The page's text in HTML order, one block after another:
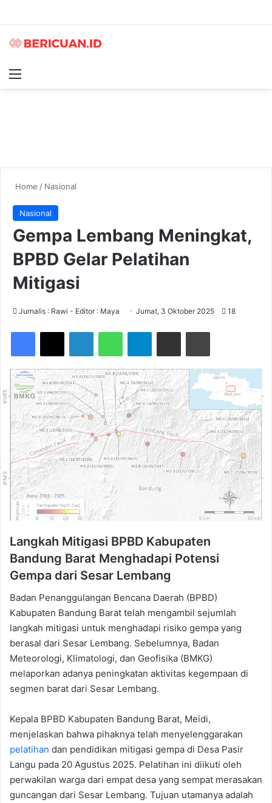
Home / Nasional
Nasional
Gempa Lembang Meningkat,
BPBD Gelar Pelatihan
Mitigasi
Jurnalis : Rawi - Editor : Maya Jumat, 3 Oktober 2025 18
Telegram
Langkah Mitigasi BPBD Kabupaten
Bandung Barat Menghadapi Potensi
Gempa dari Sesar Lembang
Badan Penanggulangan Bencana Daerah (BPBD)
Kabupaten Bandung Barat telah mengambil sejumlah
langkah mitigasi untuk menghadapi risiko gempa yang
berasal dari Sesar Lembang. Sebelumnya, Badan
Meteorologi, Klimatologi, dan Geofisika (BMKG)
melaporkan adanya peningkatan aktivitas kegempaan di
segmen barat dari Sesar Lembang.
Kepala BPBD Kabupaten Bandung Barat, Meidi,
menjelaskan bahwa pihaknya telah menyelenggarakan
pelatihan dan pendidikan mitigasi gempa di Desa Pasir
Langu pada 20 Agustus 2025. Pelatihan ini diikuti oleh
perwakilan warga dari empat desa yang sempat merasakan
guncangan dari Sesar Lembang. Tujuan utamanya adalah